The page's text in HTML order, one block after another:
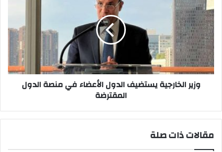
القومي
المصري
والعربي
يستضيف
الدول
الأعضاء
في
منصة
الدول
المقترضة
وزير الخارجية يستضيف الدول الأعضاء في منصة الدول
المقترضة
مقالات ذات صلة